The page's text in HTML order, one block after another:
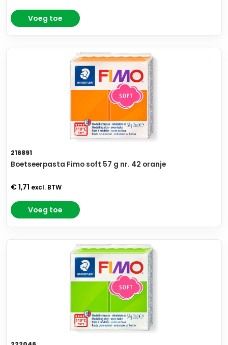
Voeg toe
216891
Boetseerpasta Fimo soft 57 g nr. 42 oranje
€ 1,71 excl. BTW
Voeg toe